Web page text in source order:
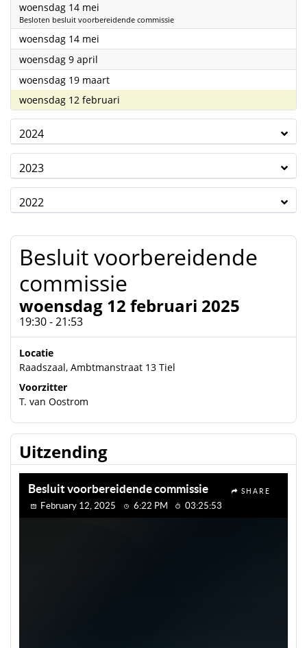
woensdag 14 mei
Besloten besluit voorbereidende commissie
woensdag 14 mei
woensdag 9 april
woensdag 19 maart2025
woensdag 12 februari
2024
2023
2022
Besluit voorbereidende
commissie
woensdag 12 februari 2025
19:30 - 21:53
Locatie
Raadszaal, Ambtmanstraat 13 Tiel
Voorzitter
T. van Oostrom
Uitzending